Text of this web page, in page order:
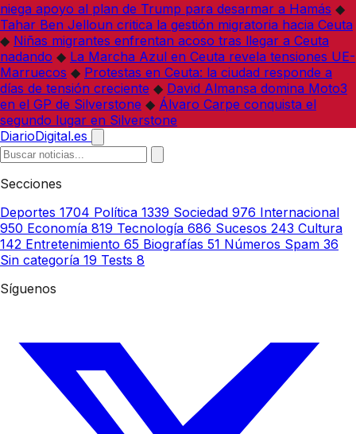
niega apoyo al plan de Trump para desarmar a Hamás ◆
Tahar Ben Jelloun critica la gestión migratoria hacia Ceuta
◆ Niñas migrantes enfrentan acoso tras llegar a Ceuta
nadando ◆ La Marcha Azul en Ceuta revela tensiones UE-
Marruecos ◆ Protestas en Ceuta: la ciudad responde a
días de tensión creciente ◆ David Almansa domina Moto3
en el GP de Silverstone ◆ Álvaro Carpe conquista el
segundo lugar en Silverstone
DiarioDigital.es
Secciones
Deportes 1704 Política 1339 Sociedad 976 Internacional
950 Economía 819 Tecnología 686 Sucesos 243 Cultura
142 Entretenimiento 65 Biografías 51 Números Spam 36
Sin categoría 19 Tests 8
Síguenos